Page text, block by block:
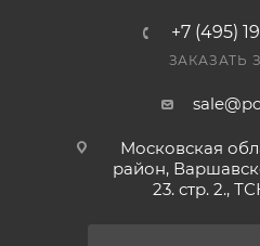
+7 (495)
ЗАКАЗАТЬ
Московская
район,
23. стр. 2.,